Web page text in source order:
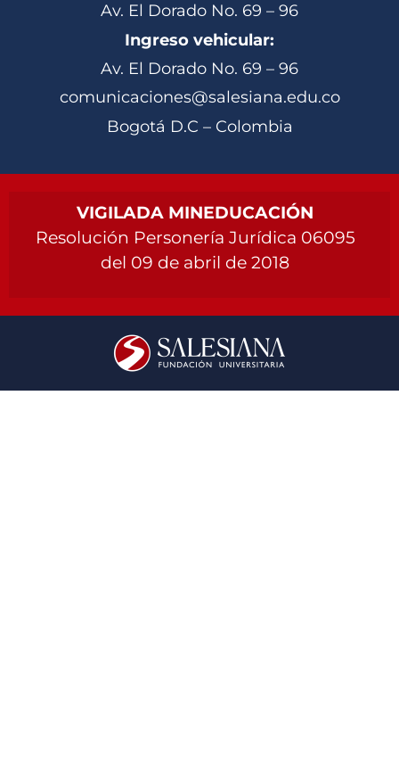
Av. El Dorado No. 69 – 96
Ingreso vehicular:
Av. El Dorado No. 69 – 96
comunicaciones@salesiana.edu.co
Bogotá D.C – Colombia
VIGILADA MINEDUCACIÓN
Resolución Personería Jurídica 06095
del 09 de abril de 2018